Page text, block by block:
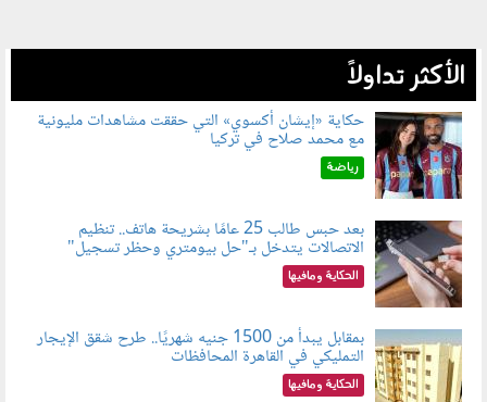
الأكثر تداولاً
080802.jpg
حكاية «إيشان أكسوي» التي حققت مشاهدات مليونية
مع محمد صلاح في تركيا
رياضة
080803.jpg
بعد حبس طالب 25 عامًا بشريحة هاتف.. تنظيم
الاتصالات يتدخل بـ"حل بيومتري وحظر تسجيل"
الحكاية ومافيها
080801.jpg
بمقابل يبدأ من 1500 جنيه شهريًا.. طرح شقق الإيجار
التمليكي في القاهرة المحافظات
الحكاية ومافيها